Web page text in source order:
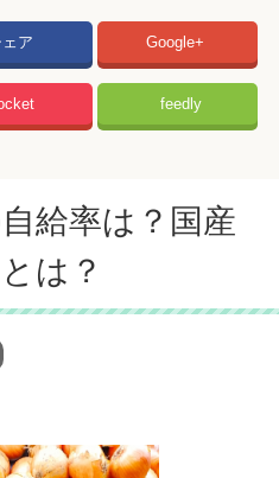
ェア Google+
feedly
給率は？国産
は？